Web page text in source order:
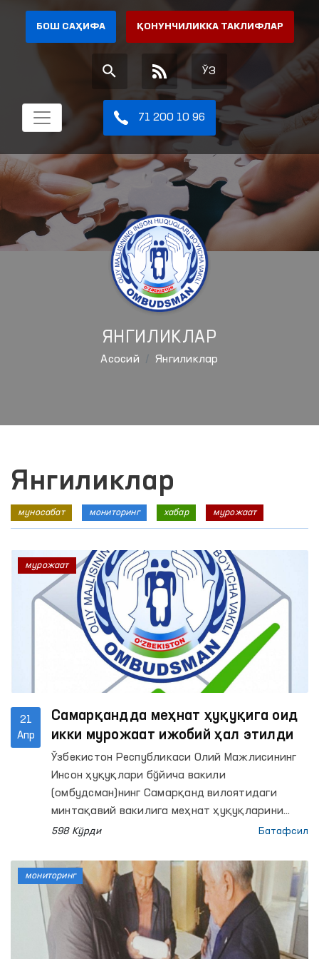
БОШ САҲИФА ҚОНУНЧИЛИККА ТАКЛИФЛАР
ЎЗ
71 200 10 96
ЯНГИЛИКЛАР
Aсосий Янгиликлар
Янгиликлар
муносабат мониторинг хабар мурожаат
21
Апр
Самарқандда меҳнат ҳуқуқига оид
икки мурожаат ижобий ҳал этилди
Ўзбекистон Республикаси Олий Мажлисининг
Инсон ҳуқуқлари бўйича вакили
(омбудсман)нинг Самарқанд вилоятидаги
минтақавий вакилига меҳнат ҳуқуқларини
таъминлаш билан боғлиқ икки мурожаат
ҳар икки ҳолатда ҳам фуқароларнинг
мурожаатлари ижобий ҳал этилди.
598 Кўрди Батафсил
мурожаат
мониторинг